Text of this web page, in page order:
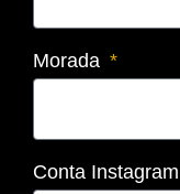
Morada
Conta Instagram